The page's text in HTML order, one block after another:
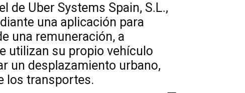
de Uber Systems Spain, S.L.,
una aplicación para
una remuneración, a
utilizan su propio vehículo
un desplazamiento urbano,
los transportes.